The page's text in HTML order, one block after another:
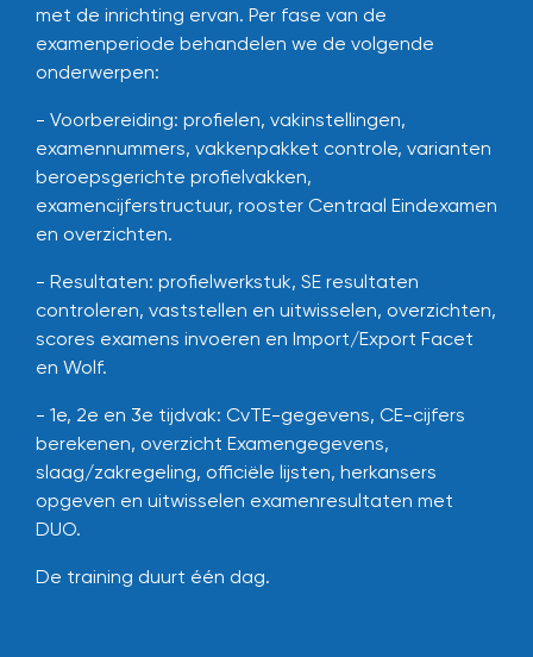
met de inrichting ervan. Per fase van de
examenperiode behandelen we de volgende
onderwerpen:
- Voorbereiding: profielen, vakinstellingen,
examennummers, vakkenpakket controle, varianten
beroepsgerichte profielvakken,
examencijferstructuur, rooster Centraal Eindexamen
en overzichten.
- Resultaten: profielwerkstuk, SE resultaten
controleren, vaststellen en uitwisselen, overzichten,
scores examens invoeren en Import/Export Facet
en Wolf.
- 1e, 2e en 3e tijdvak: CvTE-gegevens, CE-cijfers
berekenen, overzicht Examengegevens,
slaag/zakregeling, officiële lijsten, herkansers
opgeven en uitwisselen examenresultaten met
DUO.
De training duurt één dag.